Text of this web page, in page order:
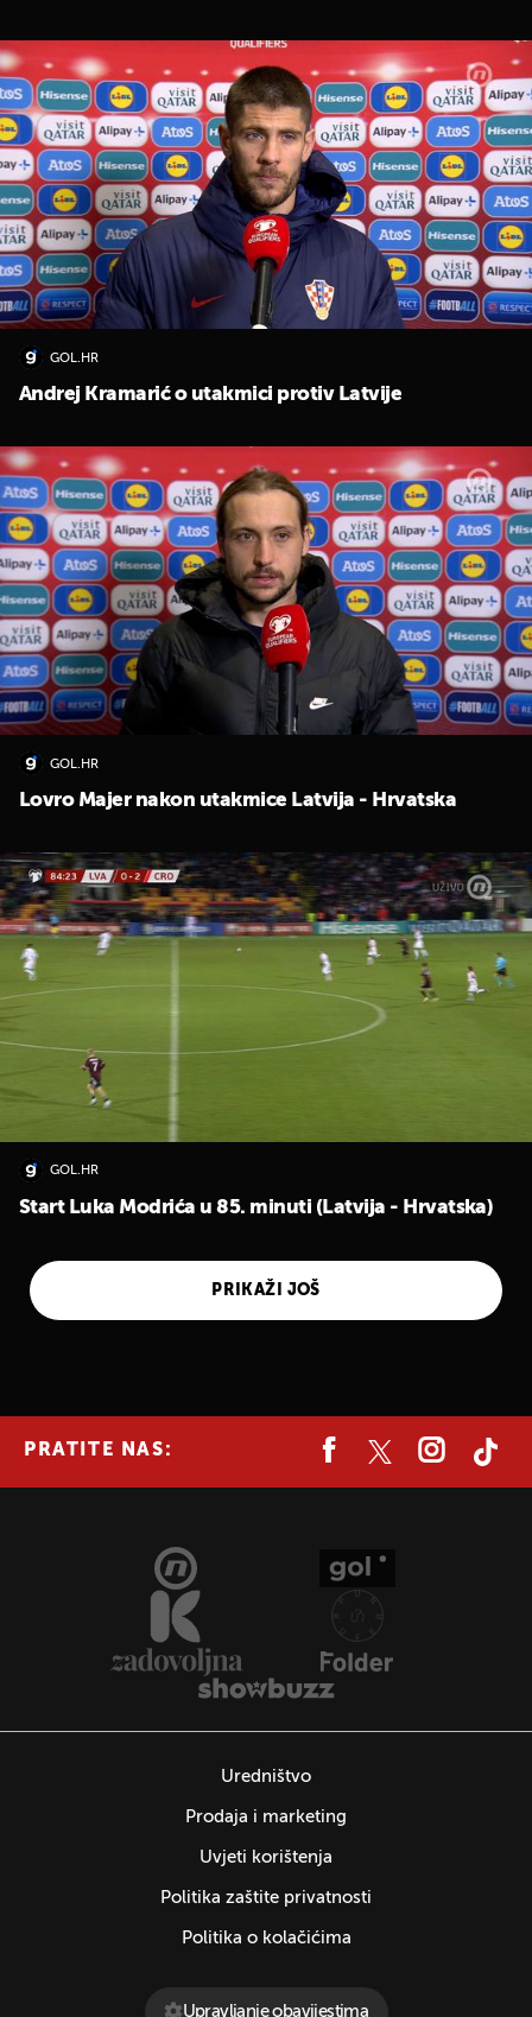
GOL.HR
Andrej Kramarić o utakmici protiv Latvije
GOL.HR
Lovro Majer nakon utakmice Latvija - Hrvatska
GOL.HR
Start Luka Modrića u 85. minuti (Latvija - Hrvatska)
PRIKAŽI JOŠ
PRATITE NAS:
Uredništvo
Prodaja i marketing
Uvjeti korištenja
Politika zaštite privatnosti
Politika o kolačićima
Upravljanje obavijestima
UKLJUČITE NOTIFIKACIJE